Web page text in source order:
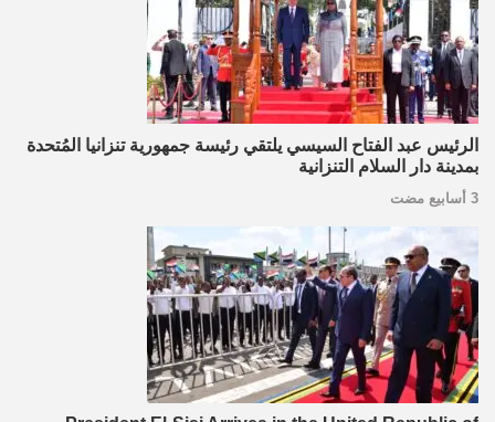
الرئيس عبد الفتاح السيسي يلتقي رئيسة جمهورية تنزانيا المُتحدة
بمدينة دار السلام التنزانية
3 أسابيع مضت